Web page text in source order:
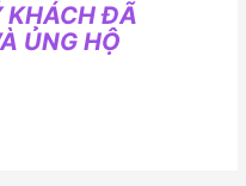
KHÁCH ĐÃ
ỦNG HỘ